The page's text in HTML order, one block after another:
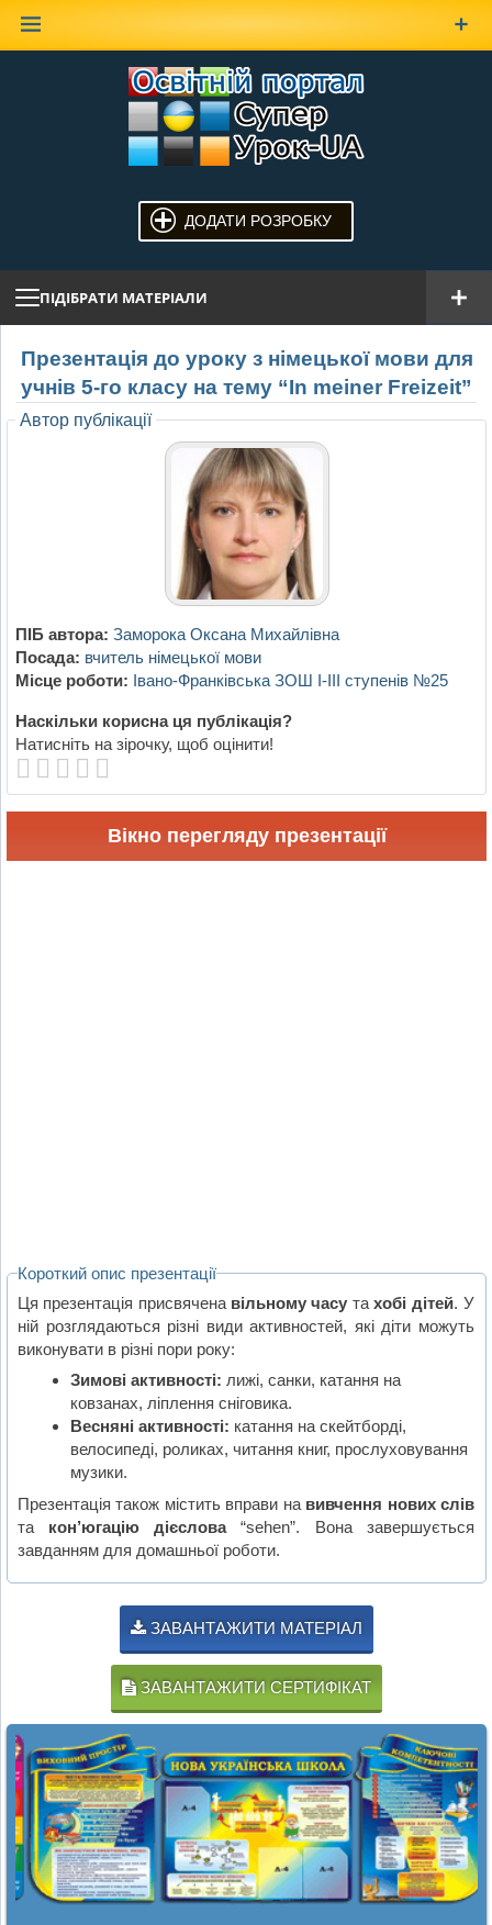
ДОДАТИ РОЗРОБКУ
ПІДІБРАТИ МАТЕРІАЛИ
Презентація до уроку з німецької мови для
учнів 5-го класу на тему “In meiner Freizeit”
Автор публікації
ПІБ автора: Заморока Оксана Михайлівна
Посада: вчитель німецької мови
Місце роботи: Івано-Франківська ЗОШ І-ІІІ ступенів №25
Наскільки корисна ця публікація?
Натисніть на зірочку, щоб оцінити!
Вікно перегляду презентації
Короткий опис презентації
Ця презентація присвячена вільному часу тахобі дітей. У
ній розглядаються різні види активностей, які діти можуть
виконувати в різні пори року:
Зимові активності: лижі, санки, катання на
ковзанах, ліплення сніговика.
Весняні активності: катання на скейтборді,
велосипеді, роликах, читання книг, прослуховування
музики.
Презентація також містить вправи на вивчення нових слів
та кон’югацію дієслова“sehen”. Вона завершується
завданням для домашньої роботи.
ЗАВАНТАЖИТИ МАТЕРІАЛ
ЗАВАНТАЖИТИ СЕРТИФІКАТ